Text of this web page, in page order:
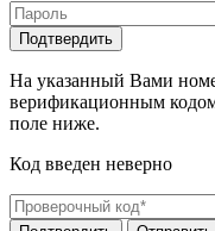
На указанный Вами
верификационным
поле ниже.
Код введен неверно